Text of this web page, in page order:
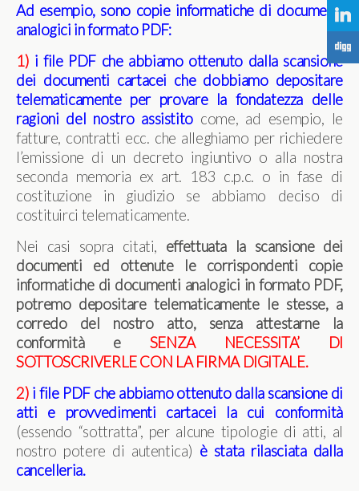
Ad esempio, sono copie informatiche di documenti
analogici in formato PDF:
1) i file PDF che abbiamo ottenuto dalla scansione
dei documenti cartacei che dobbiamo depositare
telematicamente per provare la fondatezza delle
ragioni del nostro assistitocome, ad esempio, le
fatture, contratti ecc. che alleghiamo per richiedere
l’emissione di un decreto ingiuntivo o alla nostra
seconda memoria ex art. 183 c.p.c. o in fase di
costituzione in giudizio se abbiamo deciso di
costituirci telematicamente.
Nei casi sopra citati, effettuata la scansione dei
documenti ed ottenute le corrispondenti copie
informatiche di documenti analogici in formato PDF,
potremo depositare telematicamente le stesse, a
corredo del nostro atto, senza attestarne la
conformità e SENZA NECESSITA’ DI
SOTTOSCRIVERLE CON LA FIRMA DIGITALE.
2) i file PDF che abbiamo ottenuto dalla scansione di
atti e provvedimenti cartacei la cui conformità
(essendo “sottratta”, per alcune tipologie di atti, al
nostro potere di autentica) è stata rilasciata dalla
cancelleria.
j
F